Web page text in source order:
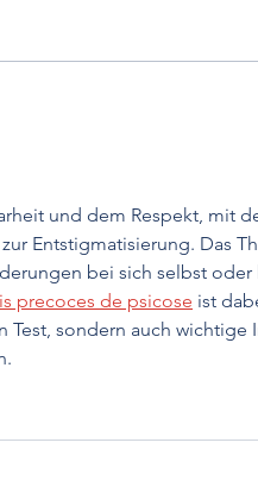
und dem Respekt, mit
Entstigmatisierung. Das
bei sich selbst
precoces de psicose ist
Test, sondern auch